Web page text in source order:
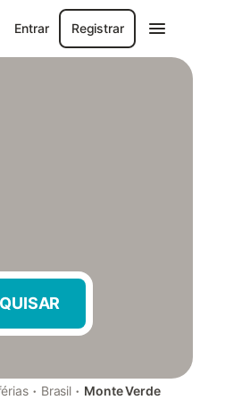
Entrar Registrar
· Brasil · Monte Verde